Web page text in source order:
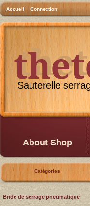
Accueil Connection
Sauterelle
About Shop
Catégories
Bride de serrage pneumatique